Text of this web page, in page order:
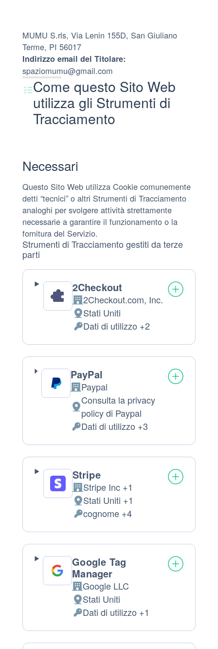
MUMU S.rls, Via Lenin 155D, San Giuliano
Terme, PI 56017
Indirizzo email del Titolare:
spaziomumu@gmail.com
Come questo Sito Web
utilizza gli Strumenti di
Tracciamento
Necessari
Questo Sito Web utilizza Cookie comunemente
detti “tecnici” o altri Strumenti di Tracciamento
analoghi per svolgere attività strettamente
necessarie a garantire il funzionamento o la
fornitura del Servizio.
Strumenti di Tracciamento gestiti da terze
parti
2Checkout
Azienda:
2Checkout.com, Inc.
Luogo
del
trattamento:
Stati Uniti
Dati
Personali
trattati:
Dati di utilizzo +2
PayPal
Azienda:
Paypal
Luogo
del
Consulta la privacy
policy di Paypal
Dati
Personali
trattati:
Dati di utilizzo +3
Stripe
Azienda:
Stripe Inc +1
Luogo
del
trattamento:
Stati Uniti +1
Dati
Personali
trattati:
cognome +4
Google Tag
Manager
Azienda:
Google LLC
Luogo
del
trattamento:
Stati Uniti
Dati
Personali
trattati:
Dati di utilizzo +1